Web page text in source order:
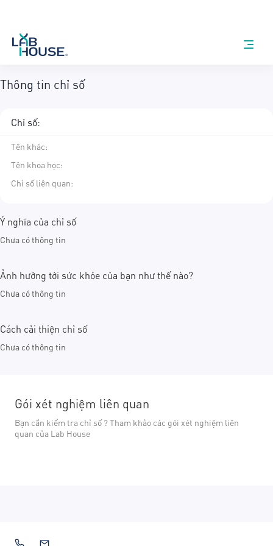
Thông tin chỉ số
Chỉ số:
Tên khác:
Tên khoa học:
Chỉ số liên quan:
Ý nghĩa của chỉ số
Chưa có thông tin
Ảnh hưởng tới sức khỏe của bạn như thế nào?
Chưa có thông tin
Cách cải thiện chỉ số
Chưa có thông tin
Gói xét nghiệm liên quan
Bạn cần kiểm tra chỉ số ? Tham khảo các gói xét nghiệm liên
quan của Lab House